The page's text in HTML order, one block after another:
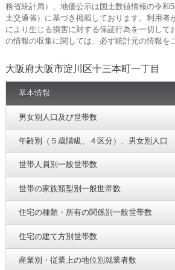
務省統計局）、地価公示は国土数値情報の令和
土交通省）に基づき掲載しております。利用者
により生じる損害に対する保証行為を一切して
の情報の収集に関しては、必ず統計元の情報を
大阪府大阪市淀川区十三本町一丁目
基本情報
男女別人口及び世帯数
年齢別（５歳階級、４区分）、男女別人口
世帯人員別一般世帯数
世帯の家族類型別一般世帯数
住宅の種類・所有の関係別一般世帯数
住宅の建て方別世帯数
産業別・従業上の地位別就業者数